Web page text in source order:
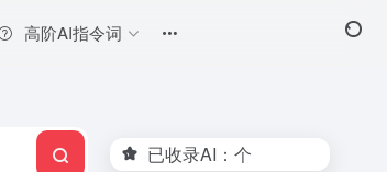
高阶AI指令词
已收录AI： 个